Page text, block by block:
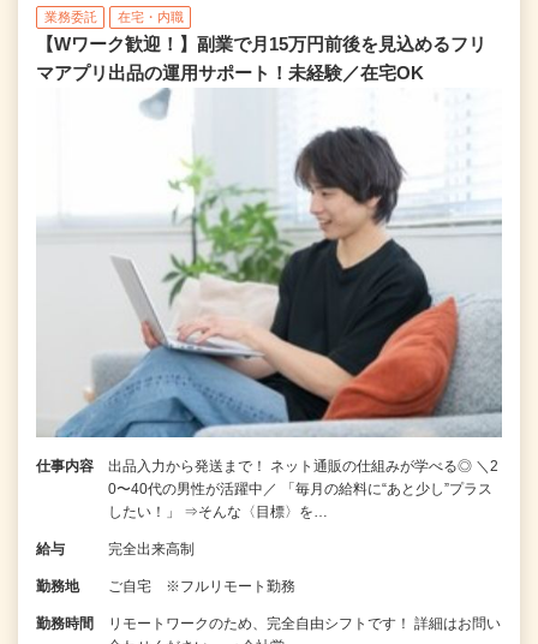
業務委託 在宅・内職
【Wワーク歓迎！】副業で月15万円前後を見込めるフリ
マアプリ出品の運用サポート！未経験／在宅OK
仕事内容
出品入力から発送まで！ ネット通販の仕組みが学べる◎ ＼2
0〜40代の男性が活躍中／ 「毎月の給料に“あと少し”プラス
したい！」 ⇒そんな〈目標〉を…
給与 完全出来高制
勤務地 ご自宅 ※フルリモート勤務
勤務時間
リモートワークのため、完全自由シフトです！ 詳細はお問い